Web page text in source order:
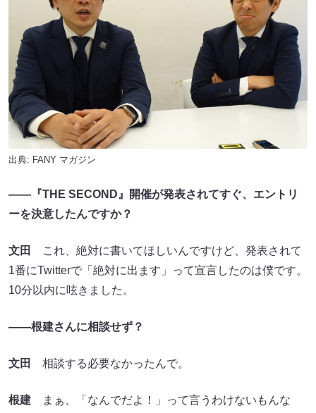
出典: FANY マガジン
――『THE SECOND』開催が発表されてすぐ、エントリ
ーを決意したんですか？
文田
これ、絶対に書いてほしいんですけど、発表されて
1番にTwitterで「絶対に出ます」って宣言したのは僕です。
10分以内に呟きました。
――根建さんに相談せず？
文田 相談する必要なかったんで。
根建 まぁ、「なんでだよ！」って言うわけないもんな